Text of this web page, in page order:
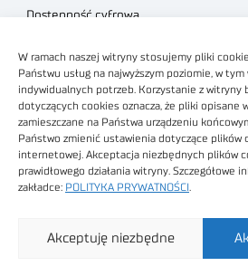
W ramach naszej witryny stosujemy pliki
Państwu usług na najwyższym poziomie, w
indywidualnych potrzeb. Korzystanie z witryny
dotyczących cookies oznacza, że pliki opisane
zamieszczane na Państwa urządzeniu
Państwo zmienić ustawienia dotyczące plików
internetowej. Akceptacja niezbędnych plików
prawidłowego działania witryny. Szczegółowe
zakładce: POLITYKA PRYWATNOŚCI
Akceptuję niezbędne
Dostępność cyfrowa
Regulamin sklepu
Obrazy stockowe
autorstwa
Technologiczny